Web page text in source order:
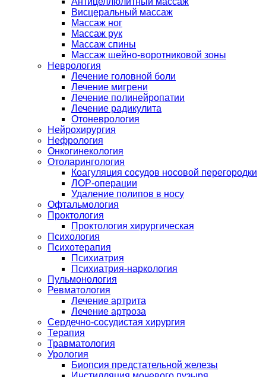
Висцеральный массаж
Массаж ног
Массаж рук
Массаж спины
Массаж шейно-воротниковой зоны
Неврология
Лечение головной боли
Лечение мигрени
Лечение полинейропатии
Лечение радикулита
Отоневрология
Нейрохирургия
Нефрология
Онкогинекология
Отоларингология
Коагуляция сосудов носовой перегородки
ЛОР-операции
Удаление полипов в носу
Офтальмология
Проктология
Проктология хирургическая
Психология
Психотерапия
Психиатрия
Психиатрия-наркология
Пульмонология
Ревматология
Лечение артрита
Лечение артроза
Сердечно-сосудистая хирургия
Терапия
Травматология
Урология
Биопсия предстательной железы